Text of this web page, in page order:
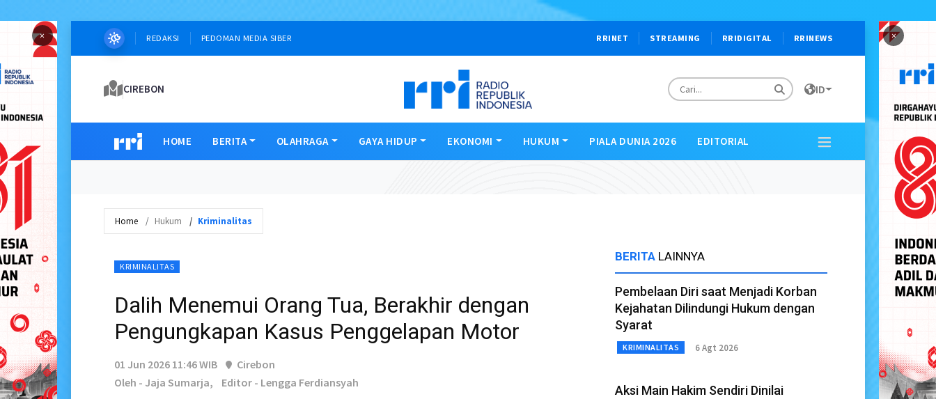
× ×
REDAKSI PEDOMAN MEDIA SIBER RRINET STREAMING RRIDIGITAL RRINEWS
CIREBON ID
HOME BERITA OLAHRAGA GAYA HIDUP EKONOMI HUKUM PIALA DUNIA 2026 EDITORIAL
Home Hukum Kriminalitas
KRIMINALITAS
Dalih Menemui Orang Tua, Berakhir dengan
Pengungkapan Kasus Penggelapan Motor
01 Jun 2026 11:46 WIB
Cirebon
Oleh - Jaja Sumarja,
Editor - Lengga Ferdiansyah
BERITA LAINNYA
Pembelaan Diri saat Menjadi Korban
Kejahatan Dilindungi Hukum dengan
Syarat
KRIMINALITAS 6 Agt 2026
Aksi Main Hakim Sendiri Dinilai